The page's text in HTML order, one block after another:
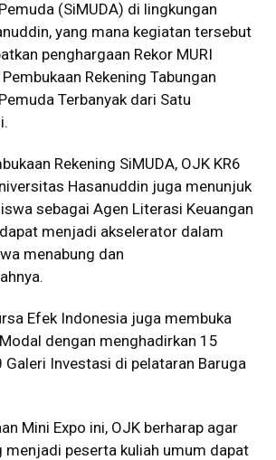
(SiMUDA) di lingkungan
yang mana kegiatan tersebut
penghargaan Rekor MURI
Rekening Tabungan
Terbanyak dari Satu
Rekening SiMUDA, OJK KR6
Hasanuddin juga menunjuk
sebagai Agen Literasi Keuangan
menjadi akselerator dalam
menabung dan
Efek Indonesia juga membuka
dengan menghadirkan 15
Galeri Investasi di pelataran Baruga
Mini Expo ini, OJK berharap agar
menjadi peserta kuliah umum dapat